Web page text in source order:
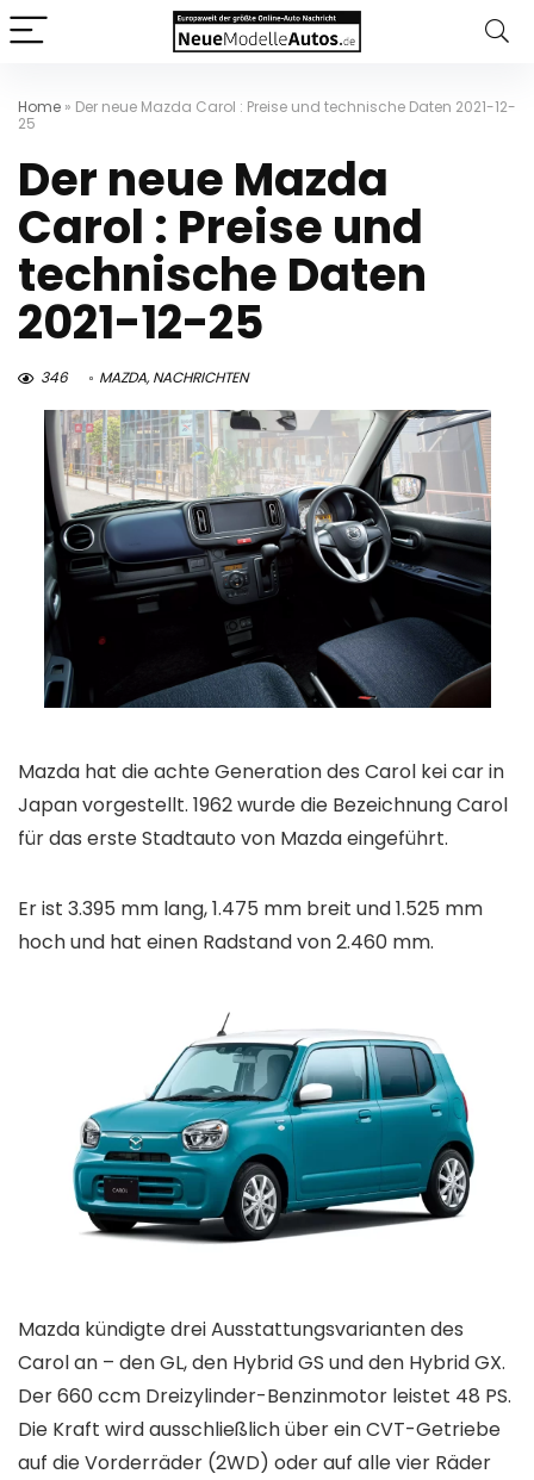
Home » Der neue Mazda Carol : Preise und technische Daten 2021-12-
25
Der neue Mazda
Carol : Preise und
technische Daten
2021-12-25
346 MAZDA,NACHRICHTEN
Mazda hat die achte Generation des Carol kei car in
Japan vorgestellt. 1962 wurde die Bezeichnung Carol
für das erste Stadtauto von Mazda eingeführt.
Er ist 3.395 mm lang, 1.475 mm breit und 1.525 mm
hoch und hat einen Radstand von 2.460 mm.
Mazda kündigte drei Ausstattungsvarianten des
Carol an – den GL, den Hybrid GS und den Hybrid GX.
Der 660 ccm Dreizylinder-Benzinmotor leistet 48 PS.
Die Kraft wird ausschließlich über ein CVT-Getriebe
auf die Vorderräder (2WD) oder auf alle vier Räder